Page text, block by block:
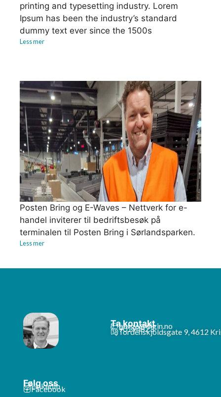
printing and typesetting industry. Lorem
Ipsum has been the industry’s standard
dummy text ever since the 1500s
Less mer
Posten Bring og E-Waves – Nettverk for e-
handel inviterer til bedriftsbesøk på
terminalen til Posten Bring i Sørlandsparken.
Less mer
Ta kontakt
borge@digin.no
90194823
Tordenskjoldsgate 9, 4612
Følg oss
LinkedIn
Facebook